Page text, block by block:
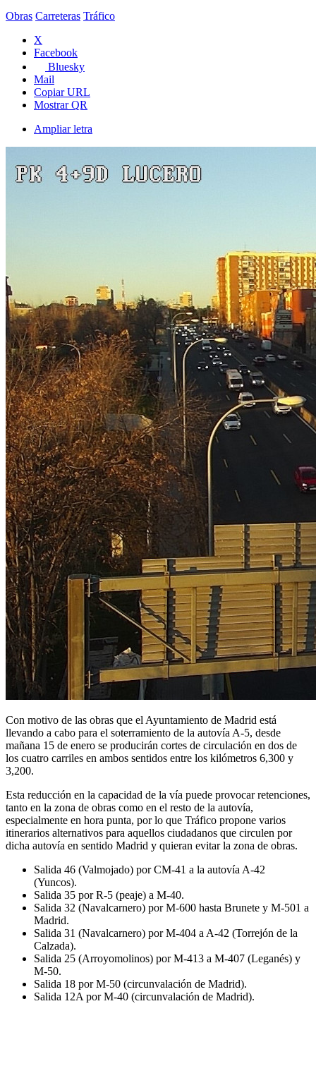
Obras Carreteras Tráfico
X
Facebook
Bluesky
Mail
Copiar URL
Mostrar QR
Ampliar letra
Con motivo de las obras que el Ayuntamiento de Madrid está
llevando a cabo para el soterramiento de la autovía A-5, desde
mañana 15 de enero se producirán cortes de circulación en dos de
los cuatro carriles en ambos sentidos entre los kilómetros 6,300 y
3,200.
Esta reducción en la capacidad de la vía puede provocar retenciones,
tanto en la zona de obras como en el resto de la autovía,
especialmente en hora punta, por lo que Tráfico propone varios
itinerarios alternativos para aquellos ciudadanos que circulen por
dicha autovía en sentido Madrid y quieran evitar la zona de obras.
Salida 46 (Valmojado) por CM-41 a la autovía A-42
(Yuncos).
Salida 35 por R-5 (peaje) a M-40.
Salida 32 (Navalcarnero) por M-600 hasta Brunete y M-501 a
Madrid.
Salida 31 (Navalcarnero) por M-404 a A-42 (Torrejón de la
Calzada).
Salida 25 (Arroyomolinos) por M-413 a M-407 (Leganés) y
M-50.
Salida 18 por M-50 (circunvalación de Madrid).
Salida 12A por M-40 (circunvalación de Madrid).